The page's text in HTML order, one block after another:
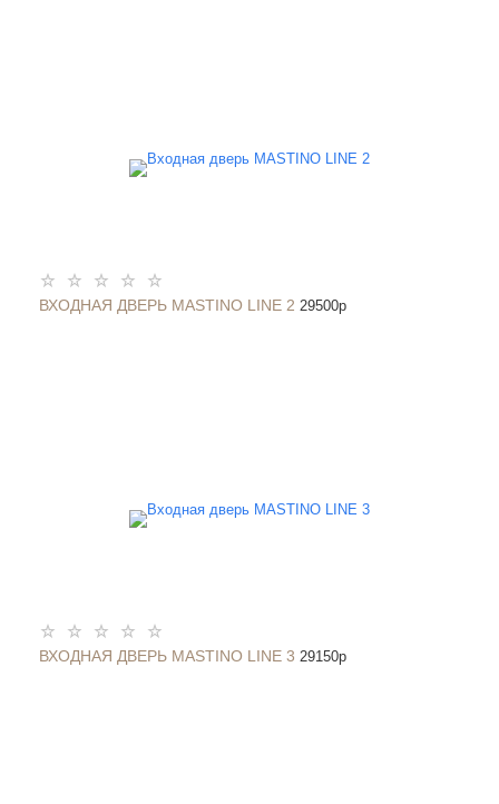
ВХОДНАЯ ДВЕРЬ MASTINO LINE 2 29500p
ВХОДНАЯ ДВЕРЬ MASTINO LINE 3 29150p